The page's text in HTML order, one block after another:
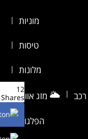
מוניות |
טיסות |
מלונות |
רכב |
🌥️ מזג אוויר |
הפלגות |
12
Shares